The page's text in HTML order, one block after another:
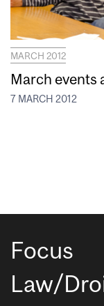
MARCH 2012
March events
7 MARCH 2012
Focus
Law/